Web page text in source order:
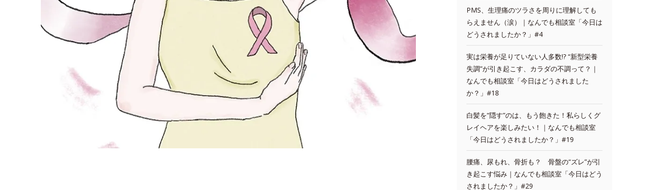
PMS、生理痛のツラさを周りに理解しても
らえません（涙）｜なんでも相談室「今日は
どうされましたか？」#4
実は栄養が足りていない人多数!? “新型栄養
失調”が引き起こす、カラダの不調って？｜
なんでも相談室「今日はどうされました
か？」#18
白髪を“隠す”のは、もう飽きた！私らしくグ
レイヘアを楽しみたい！｜なんでも相談室
「今日はどうされましたか？」#19
腰痛、尿もれ、骨折も？ 骨盤の“ズレ”が引
き起こす悩み｜なんでも相談室「今日はどう
されましたか？」#29